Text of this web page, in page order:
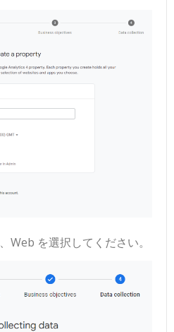
、Web を選択してください。